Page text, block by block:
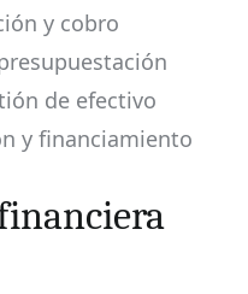
y cobro
de efectivo
y financiamiento